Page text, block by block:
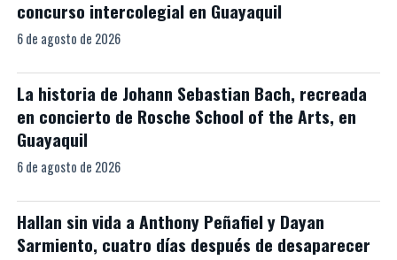
concurso intercolegial en Guayaquil
6 de agosto de 2026
La historia de Johann Sebastian Bach, recreada
en concierto de Rosche School of the Arts, en
Guayaquil
6 de agosto de 2026
Hallan sin vida a Anthony Peñafiel y Dayan
Sarmiento, cuatro días después de desaparecer